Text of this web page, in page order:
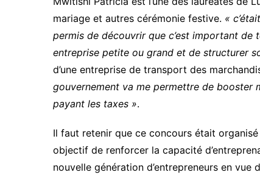
mariage et autres cérémonie festive. «
permis de découvrir que c’est important
entreprise petite ou grand et de structurer
d’une entreprise de transport des
gouvernement va me permettre de booster
payant les taxes ».
Il faut retenir que ce concours était
objectif de renforcer la capacité
nouvelle génération d’entrepreneurs en vue